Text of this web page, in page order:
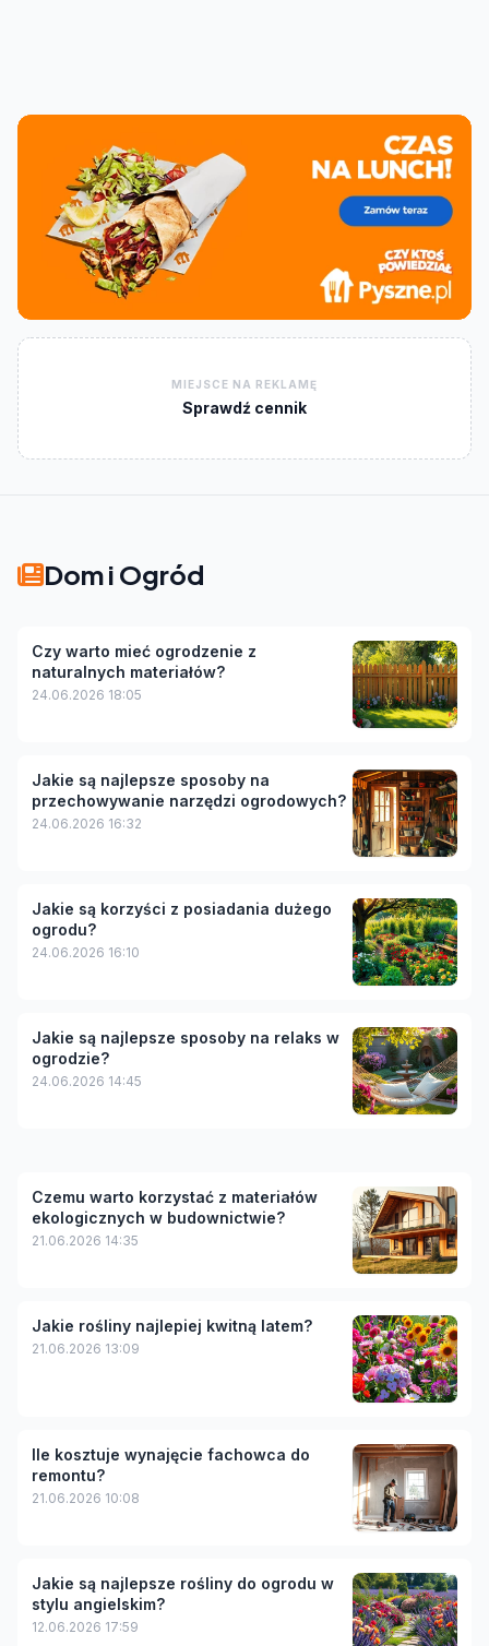
MIEJSCE NA REKLAMĘ
Sprawdź cennik
Dom i Ogród
Czy warto mieć ogrodzenie z
naturalnych materiałów?
24.06.2026 18:05
Jakie są najlepsze sposoby na
przechowywanie narzędzi ogrodowych?
24.06.2026 16:32
Jakie są korzyści z posiadania dużego
ogrodu?
24.06.2026 16:10
Jakie są najlepsze sposoby na relaks w
ogrodzie?
24.06.2026 14:45
Czemu warto korzystać z materiałów
ekologicznych w budownictwie?
21.06.2026 14:35
Jakie rośliny najlepiej kwitną latem?
21.06.2026 13:09
Ile kosztuje wynajęcie fachowca do
remontu?
21.06.2026 10:08
Jakie są najlepsze rośliny do ogrodu w
stylu angielskim?
12.06.2026 17:59